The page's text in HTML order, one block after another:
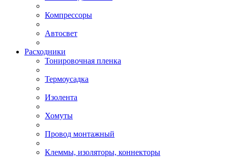
Компрессоры
Автосвет
Расходники
Тонировочная пленка
Термоусадка
Изолента
Хомуты
Провод монтажный
Клеммы, изоляторы, коннекторы